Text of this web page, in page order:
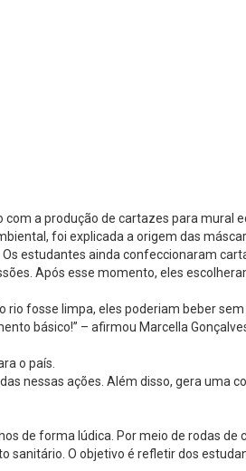
a produção de cartazes para mural
foi explicada a origem das
estudantes ainda confeccionaram
Após esse momento, eles
fosse limpa, eles poderiam beber
básico!” – afirmou Marcella
o país.
nessas ações. Além disso, gera uma
de forma lúdica. Por meio de rodas de
O objetivo é refletir dos